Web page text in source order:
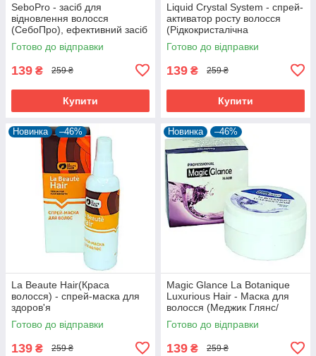
SeboPro - засіб для
відновлення волосся
(СебоПро), ефективний засіб
проти лупи
Готово до відправки
139 ₴ 259 ₴
Купити
Liquid Crystal System - спрей-
активатор росту волосся
(Рідкокристалічна
система),ламінування і
нарощування
Готово до відправки
139 ₴ 259 ₴
Купити
Новинка –46%
La Beaute Hair(Краса
волосся) - спрей-маска для
здоров'я
волосся,стимулюється ріст,
зменшується ламкість
Готово до відправки
139 ₴ 259 ₴
Новинка –46%
Magic Glance La Botanique
Luxurious Hair - Маска для
волосся (Меджик Глянс/
Чарівний погляд Розкішні
волосся)
Готово до відправки
139 ₴ 259 ₴